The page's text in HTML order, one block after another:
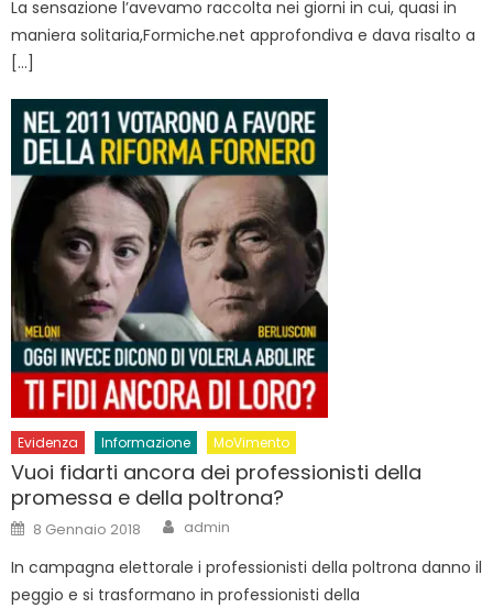
La sensazione l’avevamo raccolta nei giorni in cui, quasi in
maniera solitaria,Formiche.net approfondiva e dava risalto a
[…]
Evidenza Informazione MoVimento
Vuoi fidarti ancora dei professionisti della
promessa e della poltrona?
Posted
on
8 Gennaio 2018 Author
admin
In campagna elettorale i professionisti della poltrona danno il
peggio e si trasformano in professionisti della